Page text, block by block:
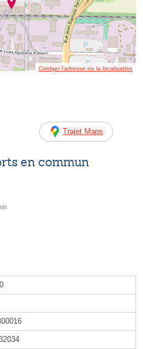
Corriger l’adresse ou la localisation
Trajet Maps
en commun